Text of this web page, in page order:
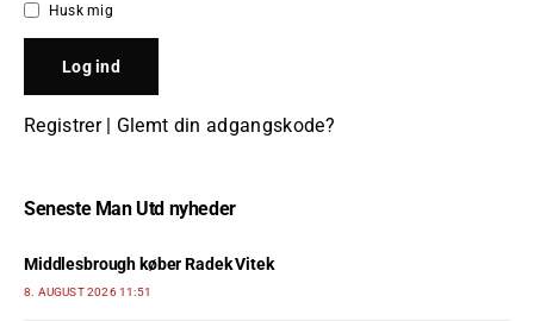
Husk mig
Registrer| Glemt din adgangskode?
Seneste Man Utd nyheder
Middlesbrough køber Radek Vitek
8. AUGUST 2026 11:51